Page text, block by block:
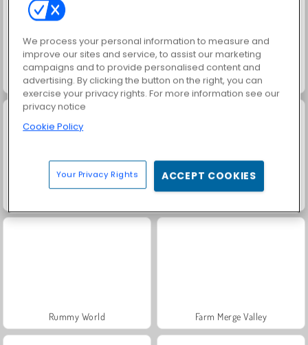
Scala 40 Trollface Quest: USA 2
Rummy World Farm Merge Valley
We process your personal information to measure and
improve our sites and service, to assist our marketing
campaigns and to provide personalised content and
advertising. By clicking the button on the right, you can
exercise your privacy rights. For more information see our
privacy notice
Cookie Policy
Your Privacy Rights ACCEPT COOKIES